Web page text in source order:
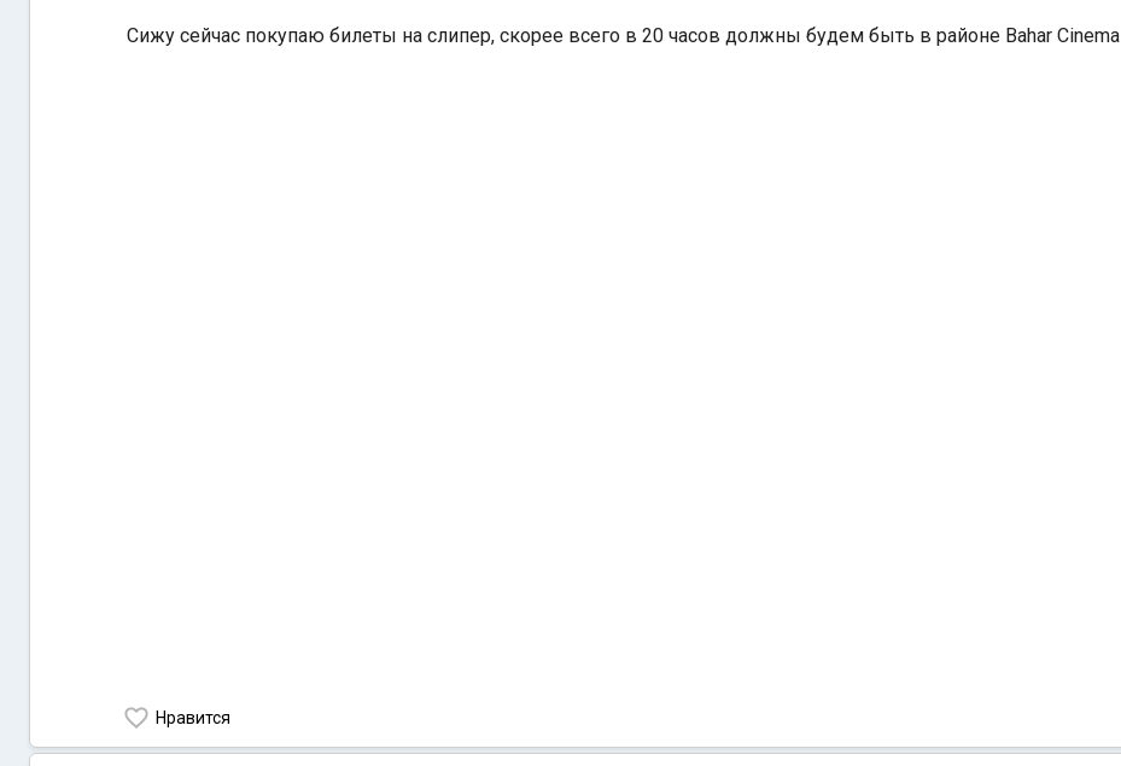
Сижу сейчас покупаю билеты на слипер, скорее всего в 20 часов должны будем быть в районе Bahar Cinema
Нравится